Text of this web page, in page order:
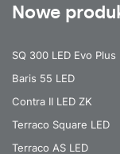
Nowe
SQ 300 LED Evo Plus
Baris 55 LED
Contra II LED ZK
Terraco Square LED
Terraco AS LED